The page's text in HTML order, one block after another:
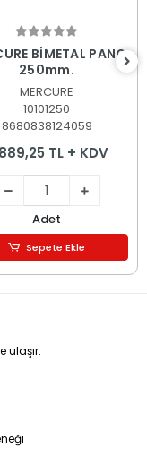
Sepete Ekle
BİMETAL PANÇ
250mm.
MERCURE
10101250
8680838124059
TL + KDV
Adet
Sepete Ekle
ulaşır.